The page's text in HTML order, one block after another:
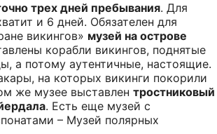
трех дней пребывания. Для
и 6 дней. Обязателен для
викингов» музей на острове
корабли викингов, поднятые
а потому аутентичные, настоящие.
на которых викинги покорили
же музее выставлен тростниковый
. Есть еще музей с
– Музей полярных